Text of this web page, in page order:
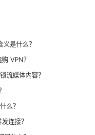
是什么？
VPN？
流媒体内容？
么？
连接？